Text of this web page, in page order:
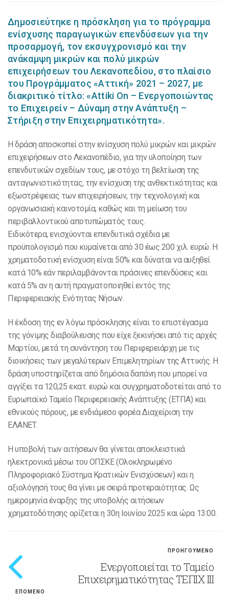
Δημοσιεύτηκε η πρόσκληση για το πρόγραμμα
ενίσχυσης παραγωγικών επενδύσεων για την
προσαρμογή, τον εκσυγχρονισμό και την
ανάκαμψη μικρών και πολύ μικρών
επιχειρήσεων του Λεκανοπεδίου, στο πλαίσιο
του Προγράμματος «Αττική» 2021 – 2027, με
διακριτικό τίτλο: «Attiki On – Ενεργοποιώντας
το Επιχειρείν – Δύναμη στην Ανάπτυξη –
Στήριξη στην Επιχειρηματικότητα».
Η δράση αποσκοπεί στην ενίσχυση πολύ μικρών και μικρών
επιχειρήσεων στο Λεκανοπέδιο, για την υλοποίηση των
επενδυτικών σχεδίων τους, με στόχο τη βελτίωση της
ανταγωνιστικότητας, την ενίσχυση της ανθεκτικότητας και
εξωστρέφειας των επιχειρήσεων, την τεχνολογική και
οργανωσιακή καινοτομία, καθώς και τη μείωση του
περιβαλλοντικού αποτυπώματός τους.
Ειδικότερα, ενισχύονται επενδυτικά σχέδια με
προϋπολογισμό που κυμαίνεται από 30 έως 200 χιλ. ευρώ. Η
χρηματοδοτική ενίσχυση είναι 50% και δύναται να αυξηθεί
κατά 10% εάν περιλαμβάνονται πράσινες επενδύσεις και
κατά 5% αν η αυτή πραγματοποιηθεί εντός της
Περιφερειακής Ενότητας Νήσων.
Η έκδοση της εν λόγω πρόσκλησης είναι το επιστέγασμα
της γόνιμης διαβούλευσης που είχε ξεκινήσει από τις αρχές
Μαρτίου, μετά τη συνάντηση του Περιφερειάρχη με τις
διοικήσεις των μεγαλύτερων Επιμελητηρίων της Αττικής. Η
δράση υποστηρίζεται από δημόσια δαπάνη που μπορεί να
αγγίξει τα 120,25 εκατ. ευρώ και συγχρηματοδοτείται από το
Ευρωπαϊκό Ταμείο Περιφερειακής Ανάπτυξης (ΕΤΠΑ) και
εθνικούς πόρους, με ενδιάμεσο φορέα Διαχείριση την
ΕΛΑΝΕΤ.
Η υποβολή των αιτήσεων θα γίνεται αποκλειστικά
ηλεκτρονικά μέσω του ΟΠΣΚΕ (Ολοκληρωμένο
Πληροφοριακό Σύστημα Κρατικών Ενισχύσεων) και η
αξιολόγησή τους θα γίνει με σειρά προτεραιότητας. Ως
ημερομηνία έναρξης της υποβολής αιτήσεων
χρηματοδότησης ορίζεται η 30η Ιουνίου 2025 και ώρα 13:00.
ΠΡΟΗΓΟΥΜΕΝΟ
Ενεργοποιείται το Ταμείο
Επιχειρηματικότητας ΤΕΠΙΧ ΙΙΙ
ΕΠΟΜΕΝΟ